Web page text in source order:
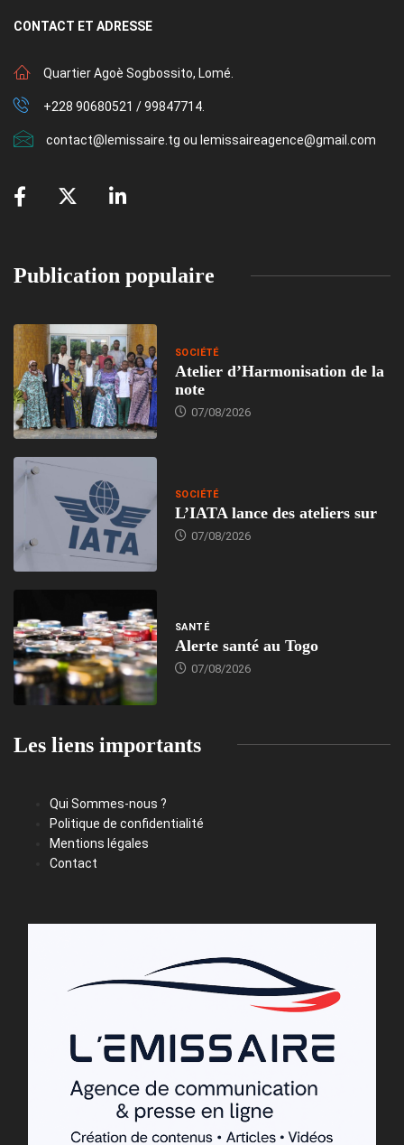
CONTACT ET ADRESSE
Quartier Agoè Sogbossito, Lomé.
+228 90680521 / 99847714.
contact@lemissaire.tg ou lemissaireagence@gmail.com
Publication populaire
SOCIÉTÉ
Atelier d’Harmonisation de la
note
07/08/2026
SOCIÉTÉ
L’IATA lance des ateliers sur
07/08/2026
SANTÉ
Alerte santé au Togo
07/08/2026
Les liens importants
Qui Sommes-nous ?
Politique de confidentialité
Mentions légales
Contact